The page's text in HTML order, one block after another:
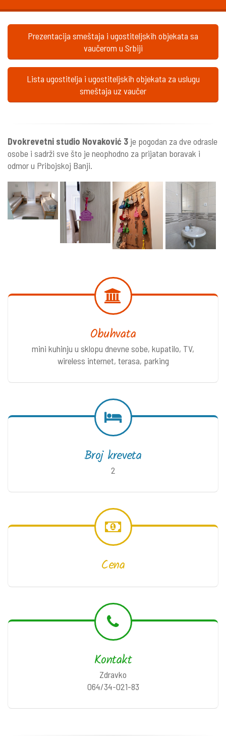
Prezentacija smeštaja i ugostiteljskih objekata sa
vaučerom u Srbiji
Lista ugostitelja i ugostiteljskih objekata za uslugu
smeštaja uz vaučer
Dvokrevetni studio Novaković 3 je pogodan za dve odrasle
osobe i sadrži sve što je neophodno za prijatan boravak i
odmor u Pribojskoj Banji.
Obuhvata
mini kuhinju u sklopu dnevne sobe, kupatilo, TV,
wireless internet, terasa, parking
Broj kreveta
2
Cena
Kontakt
Zdravko
064/34-021-83